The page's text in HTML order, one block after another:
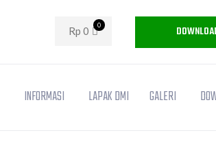
Rp 0 0
INFORMASI LAPAK DMI GALERI